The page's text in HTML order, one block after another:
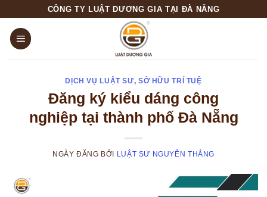
content
CÔNG TY LUẬT DƯƠNG GIA TẠI ĐÀ NẴNG
DỊCH VỤ LUẬT SƯ, SỞ HỮU TRÍ TUỆ
Đăng ký kiểu dáng công
nghiệp tại thành phố Đà Nẵng
NGÀY ĐĂNG BỞI LUẬT SƯ NGUYỄN THẮNG